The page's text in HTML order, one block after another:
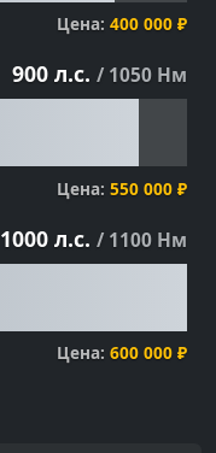
Цена: 400 000 ₽
900 л.с. / 1050 Нм
Цена: 550 000 ₽
1000 л.с. / 1100 Нм
Цена: 600 000 ₽